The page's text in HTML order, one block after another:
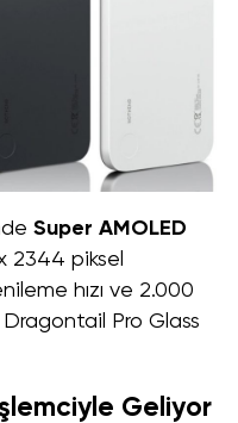
Super AMOLED
2344 piksel
hızı ve 2.000
Pro Glass
Geliyor